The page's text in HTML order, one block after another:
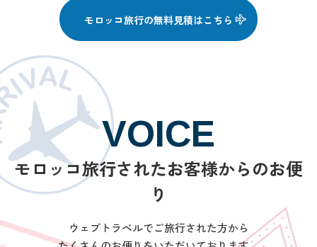
モロッコ旅行の無料見積はこちら
VOICE
モロッコ旅行されたお客様からのお便
り
ウェブトラベルでご旅行された方から